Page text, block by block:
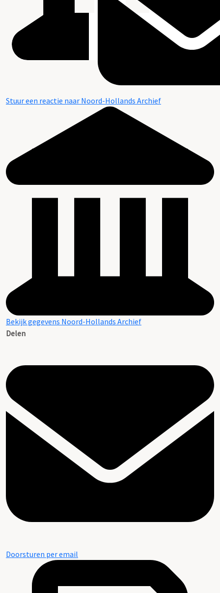
Stuur een reactie naar Noord-Hollands Archief
Bekijk gegevens Noord-Hollands Archief
Delen
Doorsturen per email